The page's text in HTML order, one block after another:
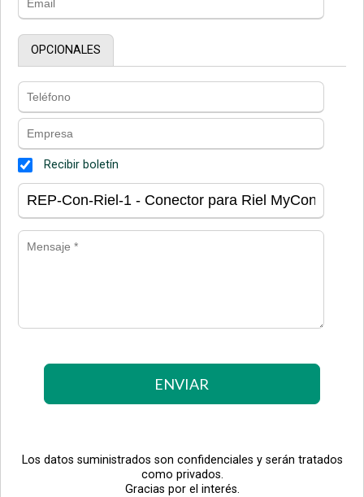
OPCIONALES
Recibir boletín
ENVIAR
Los datos suministrados son confidenciales y serán tratados
como privados.
Gracias por el interés.